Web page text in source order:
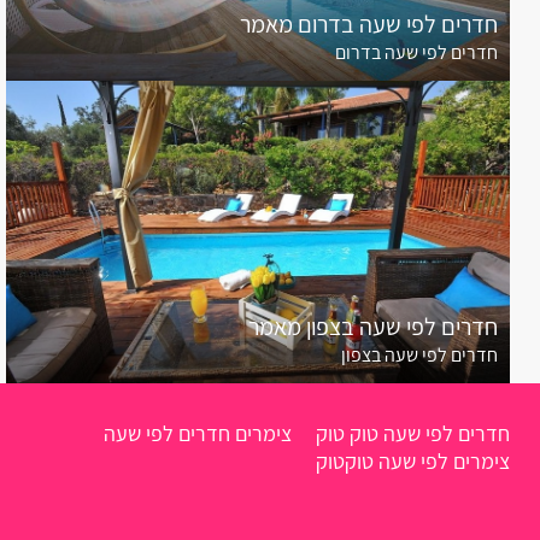
אלקוש
אכזיב
אביטל
אמירים
אליקים
אחיהוד
אחיטוב
אבטליון
אביאל
חדרים לפי שעה בדרום מאמר
חדרים לפי שעה בדרום
חדרים לפי שעה בצפון מאמר
חדרים לפי שעה בצפון
חדרים לפי שעה טוק טוק
צימרים חדרים לפי שעה
צימרים לפי שעה טוקטוק